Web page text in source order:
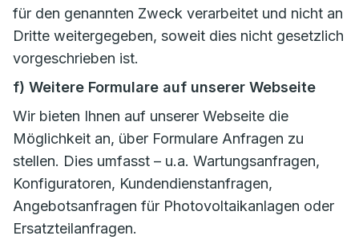
für den genannten Zweck verarbeitet und nicht an
Dritte weitergegeben, soweit dies nicht gesetzlich
vorgeschrieben ist.
f) Weitere Formulare auf unserer Webseite
Wir bieten Ihnen auf unserer Webseite die
Möglichkeit an, über Formulare Anfragen zu
stellen. Dies umfasst – u.a. Wartungsanfragen,
Konfiguratoren, Kundendienstanfragen,
Angebotsanfragen für Photovoltaikanlagen oder
Ersatzteilanfragen.